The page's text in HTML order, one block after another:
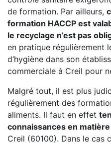
de formation. Par ailleurs,
formation HACCP est
le recyclage n’est pas
en pratique régulièrement
d’hygiène dans son
commerciale à Creil pour
Malgré tout, il est plus
régulièrement des
aliments. Il faut en effet
connaissances en
Creil (60100). Dans le cas